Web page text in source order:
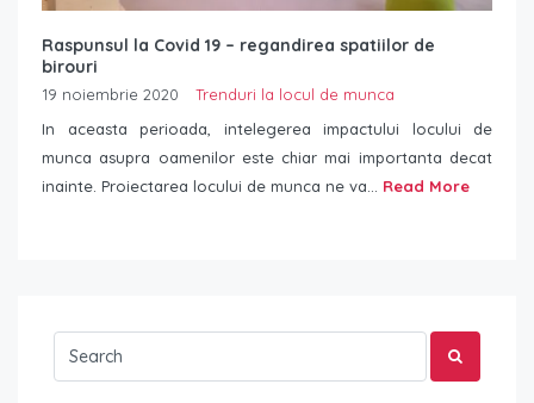
Raspunsul la Covid 19 – regandirea spatiilor de
birouri
19 noiembrie 2020
Trenduri la locul de munca
In aceasta perioada, intelegerea impactului locului de
munca asupra oamenilor este chiar mai importanta decat
inainte. Proiectarea locului de munca ne va... Read More